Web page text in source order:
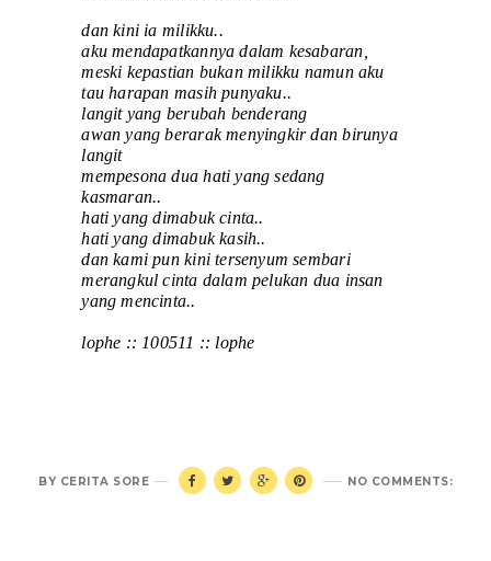
dan kini ia milikku..
aku mendapatkannya dalam kesabaran,
meski kepastian bukan milikku namun aku
tau harapan masih punyaku..
langit yang berubah benderang
awan yang berarak menyingkir dan birunya
langit
mempesona dua hati yang sedang
kasmaran..
hati yang dimabuk cinta..
hati yang dimabuk kasih..
dan kami pun kini tersenyum sembari
merangkul cinta dalam pelukan dua insan
yang mencinta..
lophe :: 100511 :: lophe
NO COMMENTS:
BY CERITA SORE